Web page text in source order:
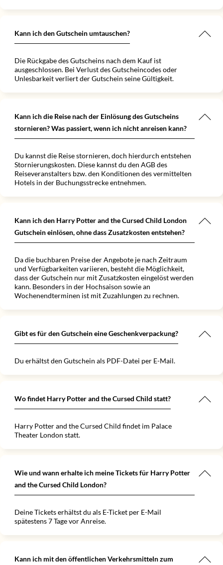
Kann ich den Gutschein umtauschen?
Die Rückgabe des Gutscheins nach dem Kauf ist
ausgeschlossen. Bei Verlust des Gutscheincodes oder
Unlesbarkeit verliert der Gutschein seine Gültigkeit.
Kann ich die Reise nach der Einlösung des Gutscheins
stornieren? Was passiert, wenn ich nicht anreisen kann?
Du kannst die Reise stornieren, doch hierdurch entstehen
Stornierungskosten. Diese kannst du den AGB des
Reiseveranstalters bzw. den Konditionen des vermittelten
Hotels in der Buchungsstrecke entnehmen.
Kann ich den Harry Potter and the Cursed Child London
Gutschein einlösen, ohne dass Zusatzkosten entstehen?
Da die buchbaren Preise der Angebote je nach Zeitraum
und Verfügbarkeiten variieren, besteht die Möglichkeit,
dass der Gutschein nur mit Zusatzkosten eingelöst werden
kann. Besonders in der Hochsaison sowie an
Wochenendterminen ist mit Zuzahlungen zu rechnen.
Gibt es für den Gutschein eine Geschenkverpackung?
Du erhältst den Gutschein als PDF-Datei per E-Mail.
Wo findet Harry Potter and the Cursed Child statt?
Harry Potter and the Cursed Child findet im Palace
Theater London statt.
Wie und wann erhalte ich meine Tickets für Harry Potter
and the Cursed Child London?
Deine Tickets erhältst du als E-Ticket per E-Mail
spätestens 7 Tage vor Anreise.
Kann ich mit den öffentlichen Verkehrsmitteln zum